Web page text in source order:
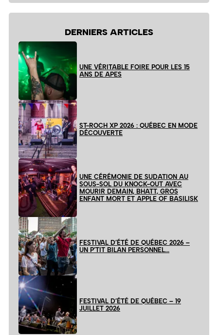
DERNIERS ARTICLES
UNE VÉRITABLE FOIRE POUR LES 15
ANS DE APES
ST-ROCH XP 2026 : QUÉBEC EN MODE
DÉCOUVERTE
UNE CÉRÉMONIE DE SUDATION AU
SOUS-SOL DU KNOCK-OUT AVEC
MOURIR DEMAIN, BHATT, GROS
ENFANT MORT ET APPLE OF BASILISK
FESTIVAL D’ÉTÉ DE QUÉBEC 2026 –
UN P’TIT BILAN PERSONNEL…
FESTIVAL D’ÉTÉ DE QUÉBEC – 19
JUILLET 2026